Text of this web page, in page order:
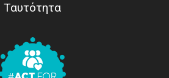
Ταυτότητα